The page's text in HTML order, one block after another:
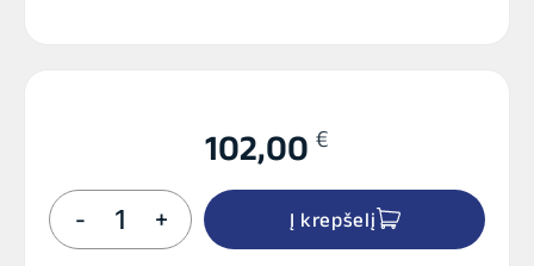
102,00 €
-
produkto
kiekis:
TAB
+ Į krepšelį